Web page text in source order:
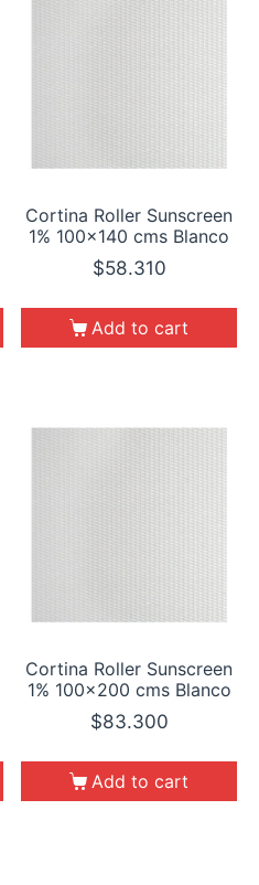
Cortina Roller Sunscreen
1% 100×140 cms Blanco
$58.310
Add to cart
Cortina Roller Sunscreen
1% 100×200 cms Blanco
$83.300
Add to cart